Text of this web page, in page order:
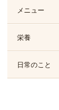
メニュー
栄養
日常のこと